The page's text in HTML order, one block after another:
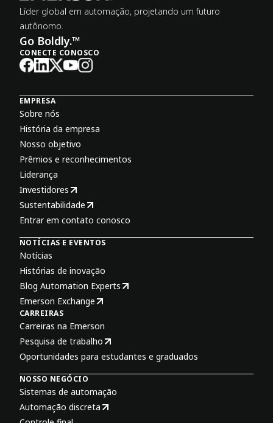
Líder global em automação, projetando um futuro
autônomo.
Go Boldly.™
CONECTE CONOSCO
EMPRESA
Sobre nós
História da empresa
Nosso objetivo
Prêmios e reconhecimentos
Liderança
Investidores
Sustentabilidade
Entrar em contato conosco
NOTÍCIAS E EVENTOS
Notícias
Histórias de inovação
Blog Automation Experts
Emerson Exchange
CARREIRAS
Carreiras na Emerson
Pesquisa de trabalho
Oportunidades para estudantes e graduados
NOSSO NEGÓCIO
Sistemas de automação
Automação discreta